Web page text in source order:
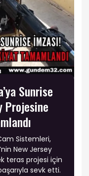
Sunrise
Projesine
Sistemleri,
New Jersey
teras projesi için
sevk etti.